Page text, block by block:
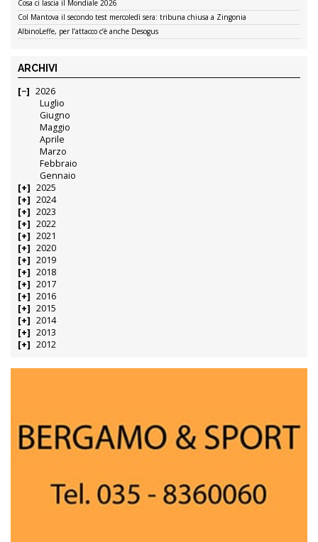
Cosa ci lascia il Mondiale 2026
Col Mantova il secondo test mercoledì sera: tribuna chiusa a Zingonia
AlbinoLeffe, per l’attacco c’è anche Desogus
ARCHIVI
2026
Luglio
Giugno
Maggio
Aprile
Marzo
Febbraio
Gennaio
2025
2024
2023
2022
2021
2020
2019
2018
2017
2016
2015
2014
2013
2012